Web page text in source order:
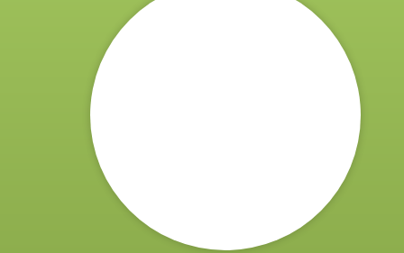
Nabízíme 5 druhů lučních směsí!
Kvetoucí louka
Kvetoucí louka z Rožnova - ideální prostředí
pro včely, čmeláky, motýly a ostatní hmyz.
Pastevní směsi
V naší nabídce najdete čtyři druhy pastevních směsí: